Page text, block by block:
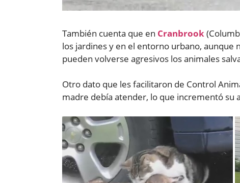
También cuenta que en Cranbrook
los jardines y en el entorno urbano, aunque
pueden volverse agresivos los animales
Otro dato que les facilitaron de Control
madre debía atender, lo que incrementó su